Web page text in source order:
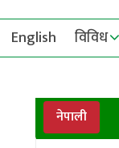
English विविध
नेपाली